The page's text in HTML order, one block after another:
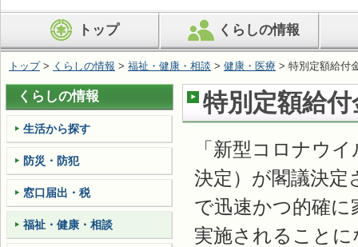
ン
を
ば
す
トップ くらしの情報
トップ> くらしの情報 > 福祉・健康・相談 > 健康・医療 > 特別定額給付
特別定額給
「新型コロナウ
決定）が閣議決定
で迅速かつ的確に
実施されること
くらしの情報
生活から探す
防災・防犯
窓口届出・税
福祉・健康・相談